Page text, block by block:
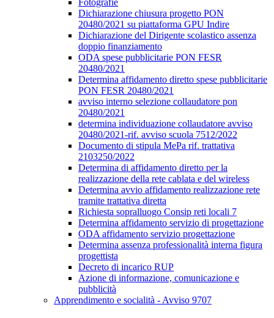
Fotografie
Dichiarazione chiusura progetto PON
20480/2021 su piattaforma GPU Indire
Dichiarazione del Dirigente scolastico assenza
doppio finanziamento
ODA spese pubblicitarie PON FESR
20480/2021
Determina affidamento diretto spese pubblicitarie
PON FESR 20480/2021
avviso interno selezione collaudatore pon
20480/2021
determina individuazione collaudatore avviso
20480/2021-rif. avviso scuola 7512/2022
Documento di stipula MePa rif. trattativa
2103250/2022
Determina di affidamento diretto per la
realizzazione della rete cablata e del wireless
Determina avvio affidamento realizzazione rete
tramite trattativa diretta
Richiesta sopralluogo Consip reti locali 7
Determina affidamento servizio di progettazione
ODA affidamento servizio progettazione
Determina assenza professionalità interna figura
progettista
Decreto di incarico RUP
Azione di informazione, comunicazione e
pubblicità
Apprendimento e socialità - Avviso 9707